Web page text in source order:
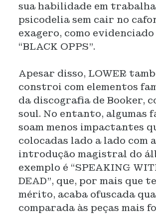
sua habilidade em
psicodelia sem cair no
exagero, como evidenciado
“BLACK OPPS”.
Apesar disso, LOWER
constroi com elementos
da discografia de Booker,
soul. No entanto, algumas
soam menos impactantes
colocadas lado a lado com a
introdução magistral do
exemplo é “SPEAKING
DEAD”, que, por mais que
mérito, acaba ofuscada
comparada às peças mais